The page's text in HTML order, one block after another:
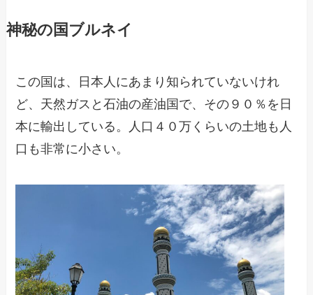
神秘の国ブルネイ
この国は、日本人にあまり知られていないけれ
ど、天然ガスと石油の産油国で、その９０％を日
本に輸出している。人口４０万くらいの土地も人
口も非常に小さい。